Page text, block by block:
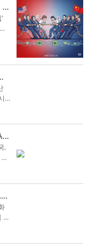
미중 기술패권 재점화…반도체·AI 둘러싼 ‘신냉전’ 가속
로벌 시장 재편
미·중 기술 갈등 재점화…반도체·AI 규제 놓고 긴장 고조
,
중국 양회가 제시한 5대 정책 축…기술·재정·부동산·외교·군사 재편
축